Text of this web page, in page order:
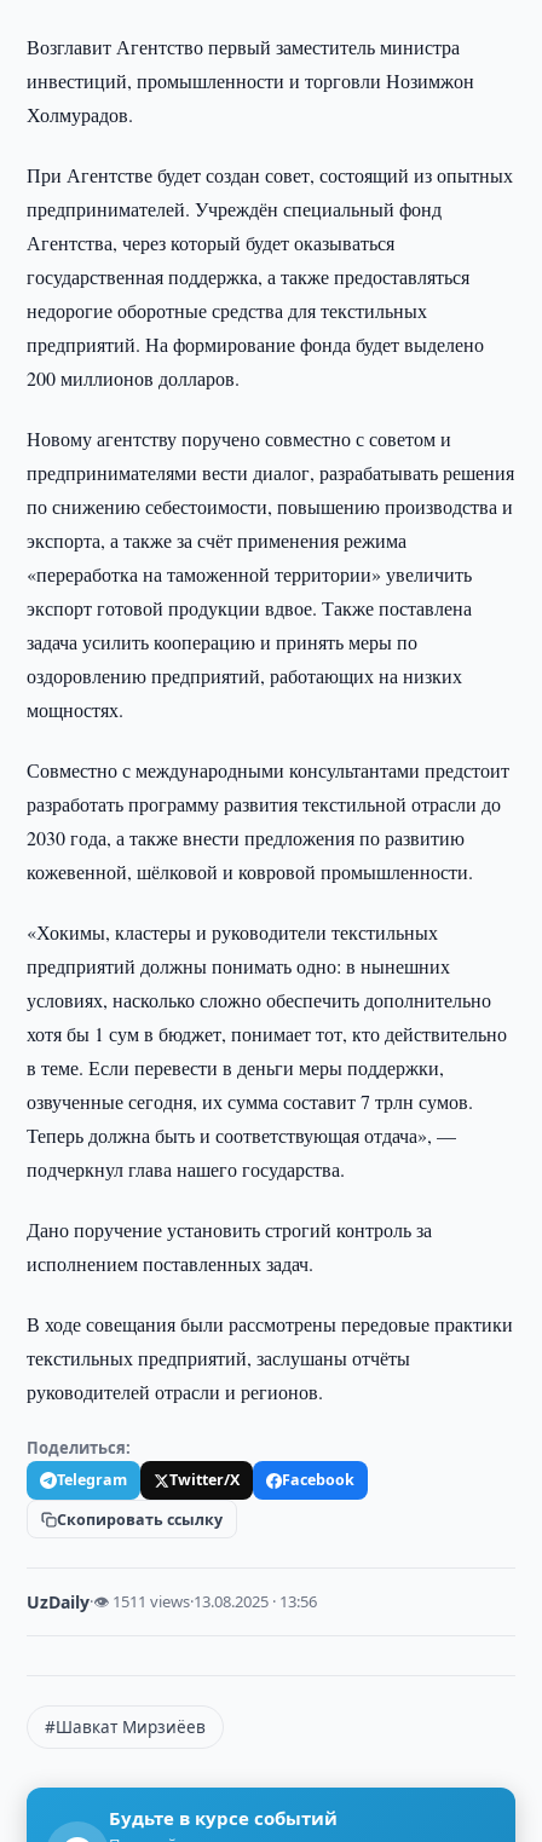
Возглавит Агентство первый заместитель министра
инвестиций, промышленности и торговли Нозимжон
Холмурадов.
При Агентстве будет создан совет, состоящий из опытных
предпринимателей. Учреждён специальный фонд
Агентства, через который будет оказываться
государственная поддержка, а также предоставляться
недорогие оборотные средства для текстильных
предприятий. На формирование фонда будет выделено
200 миллионов долларов.
Новому агентству поручено совместно с советом и
предпринимателями вести диалог, разрабатывать решения
по снижению себестоимости, повышению производства и
экспорта, а также за счёт применения режима
«переработка на таможенной территории» увеличить
экспорт готовой продукции вдвое. Также поставлена
задача усилить кооперацию и принять меры по
оздоровлению предприятий, работающих на низких
мощностях.
Совместно с международными консультантами предстоит
разработать программу развития текстильной отрасли до
2030 года, а также внести предложения по развитию
кожевенной, шёлковой и ковровой промышленности.
«Хокимы, кластеры и руководители текстильных
предприятий должны понимать одно: в нынешних
условиях, насколько сложно обеспечить дополнительно
хотя бы 1 сум в бюджет, понимает тот, кто действительно
в теме. Если перевести в деньги меры поддержки,
озвученные сегодня, их сумма составит 7 трлн сумов.
Теперь должна быть и соответствующая отдача», —
подчеркнул глава нашего государства.
Дано поручение установить строгий контроль за
исполнением поставленных задач.
В ходе совещания были рассмотрены передовые практики
текстильных предприятий, заслушаны отчёты
руководителей отрасли и регионов.
Поделиться:
Telegram Twitter/X
Facebook
Скопировать ссылку
UzDaily·👁 1511 views·13.08.2025 · 13:56
#Шавкат Мирзиёев
Будьте в курсе событий